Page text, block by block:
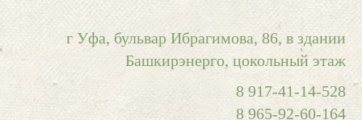
г Уфа, бульвар Ибрагимова, 86, в здании
Башкирэнерго, цокольный этаж
8 917-41-14-528
8 965-92-60-164